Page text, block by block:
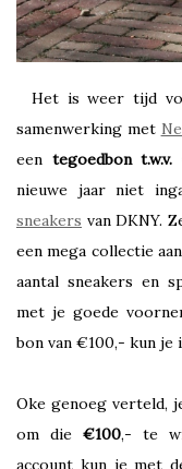
Het is weer tijd
samenwerking met
een tegoedbon t.w.v.
nieuwe jaar niet
sneakers van DKNY.
een mega collectie
aantal sneakers en
met je goede
bon van €100,- kun je
Oke genoeg verteld,
om die €100,- te
account kun je met